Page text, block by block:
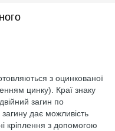
з оцинкованої
цинку). Краї знаку
загин по
дає можливість
кріплення з допомогою